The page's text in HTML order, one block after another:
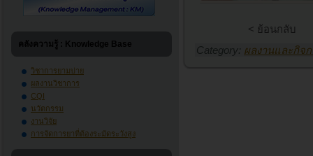
คลังความรู้ : Knowledge Base
วิชาการยามบ่าย
ผลงานวิชาการ
CQI
นวัตกรรม
งานวิจัย
การจัดการยาที่ต้องระมัดระวังสูง
< ย้อนกลับ
Category: ผลงานและกิจ